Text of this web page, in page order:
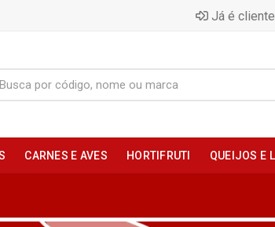
Já é
CARNES E AVES HORTIFRUTI QUEIJOS E